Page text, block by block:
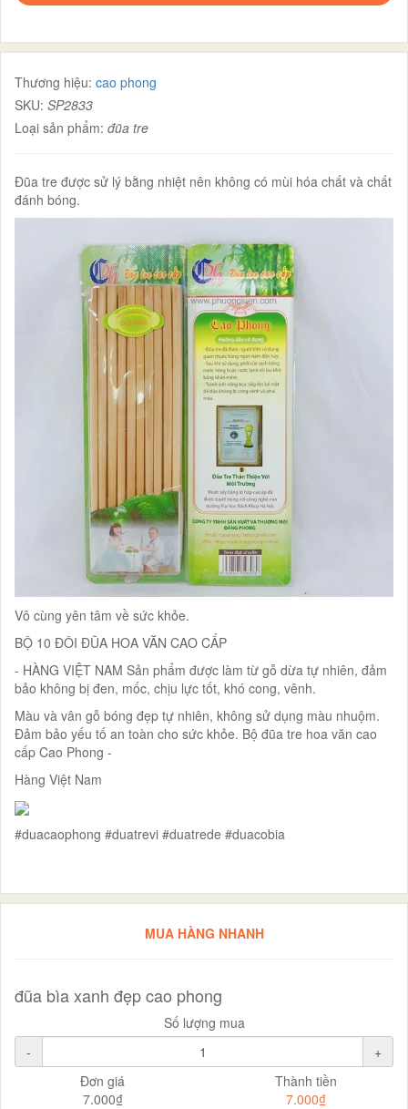
Thương hiệu: cao phong
SKU: SP2833
Loại sản phẩm: đũa tre
Đũa tre được sử lý bằng nhiệt nên không có mùi hóa chất và chất
đánh bóng.
Vô cùng yên tâm về sức khỏe.
BỘ 10 ĐÔI ĐŨA HOA VĂN CAO CẤP
- HÀNG VIỆT NAM Sản phẩm được làm từ gỗ dừa tự nhiên, đảm
bảo không bị đen, mốc, chịu lực tốt, khó cong, vênh.
Màu và vân gỗ bóng đẹp tự nhiên, không sử dụng màu nhuộm.
Đảm bảo yếu tố an toàn cho sức khỏe. Bộ đũa tre hoa văn cao
cấp Cao Phong -
Hàng Việt Nam
#duacaophong #duatrevi #duatrede #duacobia
MUA HÀNG NHANH
đũa bìa xanh đẹp cao phong
Số lượng mua
-
+
Đơn giá
7.000₫
Thành tiền
7.000₫